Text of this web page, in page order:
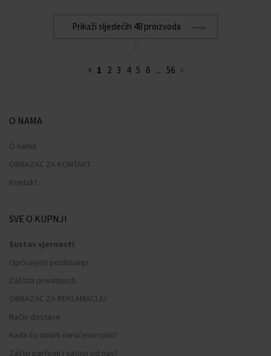
Prikaži sljedećih 48 proizvoda
:
1 2 3 4 5 6 ... 56
O NAMA
O nama
OBRAZAC ZA KONTAKT
Kontakt
SVE O KUPNJI
Sustav vjernosti
Opći uvjeti poslovanja
Zaštita privatnosti
OBRAZAC ZA REKLAMACIJU
Način dostave
Kada ću dobiti naručenu robu?
Zašto parfemi i satovi od nas?